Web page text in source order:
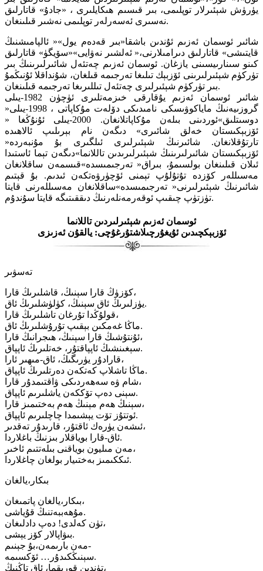
يۈرۈش شېئىرلار توپلىمى، بىر قىسىم ھىكايلىرى ، «جادۇ» قاتارلىق
نەسىرى ئەسەرلەر توپلىمى نەشىر قىلىنغان.
شائىر ئوسمان ئەزىم ئۇندىن باشقا«بىر قەدەم يول»« ئالپامىشنىڭ
قايتىشى» قاتارلىق دىرامىلارنى،« ئەلشىر نەۋايى»«سۆيگۈ» قاتارلىق
كىنو سىنارىيسىنى يازغان. ئوسمان ئەزىم چەتئەل شائىرلىرىنىڭ بىر
تۈركۈم شېئىرلىرىنى ئۆزبېك تىلىغا تەرجىمە قىلغان، شۇنداقلا ئۇنىڭمۇ
بىر تۈركۈم شېئىرلىرى چەتئەل تىللىرىغا تەرجىمە قىلىنغان.
شائىر ئوسمان ئەزىم يۇقارقى خىزمەتلىرى ئۈچۈن 1982-يىلى
گروزىيەنىڭ ماياكوۋىسكى نامىدىكى دۆلەت مۇكاپاتى ، 1998-يىلى«
دوسىتلىق»ئوردىنى بىلەن مۇكاپاتلانغان. 2000-يىلى ئۇنۇڭغا «
ئۆزبېكىستان خەلق شائىرى» دىگەن نام بېرىلىپ ئالاھىدە
تارتۇقلانغان. شائىرنىڭ شېئىرلىرى ئىلگىرى بۇ مۇنبەردە«
ئۆزبېكىستان شائىرلىرىنىڭ شېئىرلىرىدىن تاللانما»دىگەن تېما ئاستىدا
ئىلان قىلىنغان بولسىمۇ، بىراق« تەرجىمىسدە»قىسمەن ساقلانغان
مەسىللەر كۆزدە تۇتۇلۇپ تېمنى ئۆچۈرۋەتكەن ئىدىم. بۇ قېتىم
شائىرنىڭ شېئىرلىرنى« تەرجىمىسدە»ساقلانغان مەسىللەرنى قايتا
تۈزتۈپ چىقىپ ئوقەرمەنلەرنىڭ دىققىتىگە قايتا سۇندۇم.
ئوسمان ئەزىم شېئىرلىردىن تاللانما
ئۆزبېكچىدىن ئۇيغۇرچىلاشتۇرغۇچى: يالقۇن ئەزىزى
تەسۋىر
كۆزۈڭ قارا سېنىڭ، قاشلىرىڭ قارا،
يۈزلىرىڭ ئاق سېنىڭ، كۈلۈشلىرىڭ ئاق.
قولۇڭدا تۇرغان تاشلىرىڭ قارا،
ماڭا غەمكىن بېقىپ تۇرۇشلىرىڭ ئاق.
ئۇنتۇشىڭ قارا سېنىڭ، ھىجرانىڭ قارا،
سېغىنشىڭ ئاپپاقتۇر، خەتلىرىڭ ئاپپاق.
قارادۇر يۈرىگىڭ، ئاق-مىھىر ئارا،
ماڭا تاشلاپ كەتكەن دەرتلىرىڭ ئاپپاق.
شام ۋە سەھەردىكى ۋاقتىمدۇر قارا،
سېنى دەپ تۆككەن ياشلىرىم ئاپپاق.
سېنىڭ ھەم مېنىڭ ھەم بەختىمىز قارا،
ئوتتۇز تۆت يېشىمدا چاچلىرىم ئاپپاق.
ئىشەن يۈرەك ئاقتۇر، قارىدۇر تەقدىر،
ئاق-قارا بوياقلار بىزنىڭ باغلاردا.
مەن مىليون بوياقنى بىلەتتىم ئاخىر،
ئىككىمىز بەختىيار بولغان چاغلاردا.
بىكار،يالغان
بىكار،يالغان پاتمىغان،
مۇھەببەتنىڭ قۇياشى.
تۈن كەلدى! دەپ دادلىغان،
بىۋاپالار كۆز يېشى.
مەن بارىمەن،بۇ جېنىم-
سېنىڭكىدۇر… ئۆكسىمە.
تۈندىن قورىقما، ئاق تاڭنىڭ،